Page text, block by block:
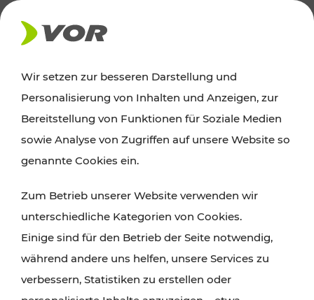
AKTUELLES
News
Alle wichtigen Meldungen zu Fahrplanänderungen,
finden Sie hier im Überblick.
Wir setzen zur besseren Darstellung und
Personalisierung von Inhalten und Anzeigen, zur
Bereitstellung von Funktionen für Soziale Medien
sowie Analyse von Zugriffen auf unsere Website so
genannte Cookies ein.
Zum Betrieb unserer Website verwenden wir
unterschiedliche Kategorien von Cookies.
Einige sind für den Betrieb der Seite notwendig,
während andere uns helfen, unsere Services zu
verbessern, Statistiken zu erstellen oder